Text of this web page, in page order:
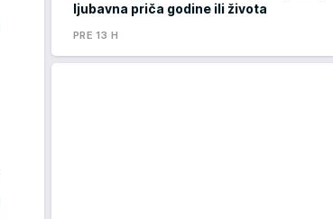
ljubavna priča godine ili života
PRE 13 H